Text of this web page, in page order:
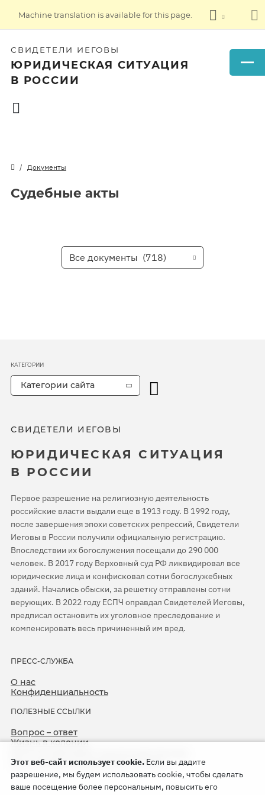
Machine translation is available for this page.
СВИДЕТЕЛИ ИЕГОВЫ
ЮРИДИЧЕСКАЯ СИТУАЦИЯ
В РОССИИ
Документы
Судебные акты
Все документы (718)
СВИДЕТЕЛИ ИЕГОВЫ
ЮРИДИЧЕСКАЯ СИТУАЦИЯ
В РОССИИ
Первое разрешение на религиозную деятельность
российские власти выдали еще в 1913 году. В 1992 году,
после завершения эпохи советских репрессий, Свидетели
Иеговы в России получили официальную регистрацию.
Впоследствии их богослужения посещали до 290 000
человек. В 2017 году Верховный суд РФ ликвидировал все
юридические лица и конфисковал сотни богослужебных
зданий. Начались обыски, за решетку отправлены сотни
верующих. В 2022 году ЕСПЧ оправдал Свидетелей Иеговы,
предписал остановить их уголовное преследование и
компенсировать весь причиненный им вред.
ПРЕСС-СЛУЖБА
О нас
Конфиденциальность
ПОЛЕЗНЫЕ ССЫЛКИ
Вопрос – ответ
Жизнь в колонии
75-я годовщина операции «Север»
КАТЕГОРИИ
Категории сайта
Этот веб-сайт использует cookie. Если вы дадите
разрешение, мы будем использовать cookie, чтобы сделать
ваше посещение более персональным, повысить его